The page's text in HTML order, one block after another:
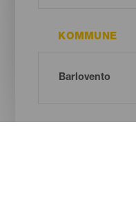
KOMMUNE